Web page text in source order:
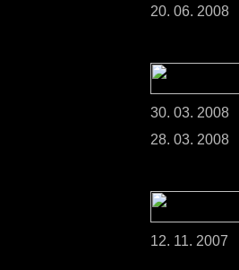
20. 06. 2008
30. 03. 2008
28. 03. 2008
12. 11. 2007